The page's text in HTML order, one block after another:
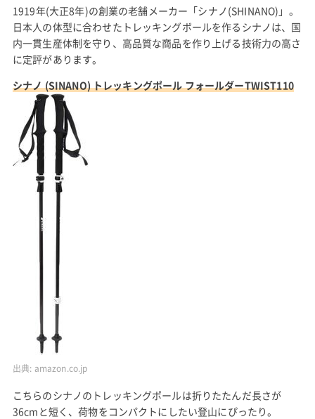
1919年(大正8年)の創業の老舗メーカー「シナノ(SHINANO)」。
日本人の体型に合わせたトレッキングボールを作るシナノは、国
内一貫生産体制を守り、高品質な商品を作り上げる技術力の高さ
に定評があります。
シナノ (SINANO) トレッキングポール フォールダーTWIST110
出典: amazon.co.jp
こちらのシナノのトレッキングポールは折りたたんだ長さが
36cmと短く、荷物をコンパクトにしたい登山にぴったり。